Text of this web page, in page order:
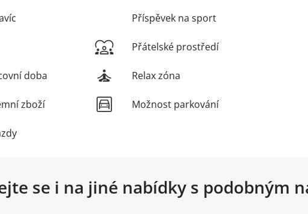
doba
zboží
Příspěvek na sport
Přátelské prostředí
Relax zóna
Možnost parkování
se i na jiné nabídky s podobným